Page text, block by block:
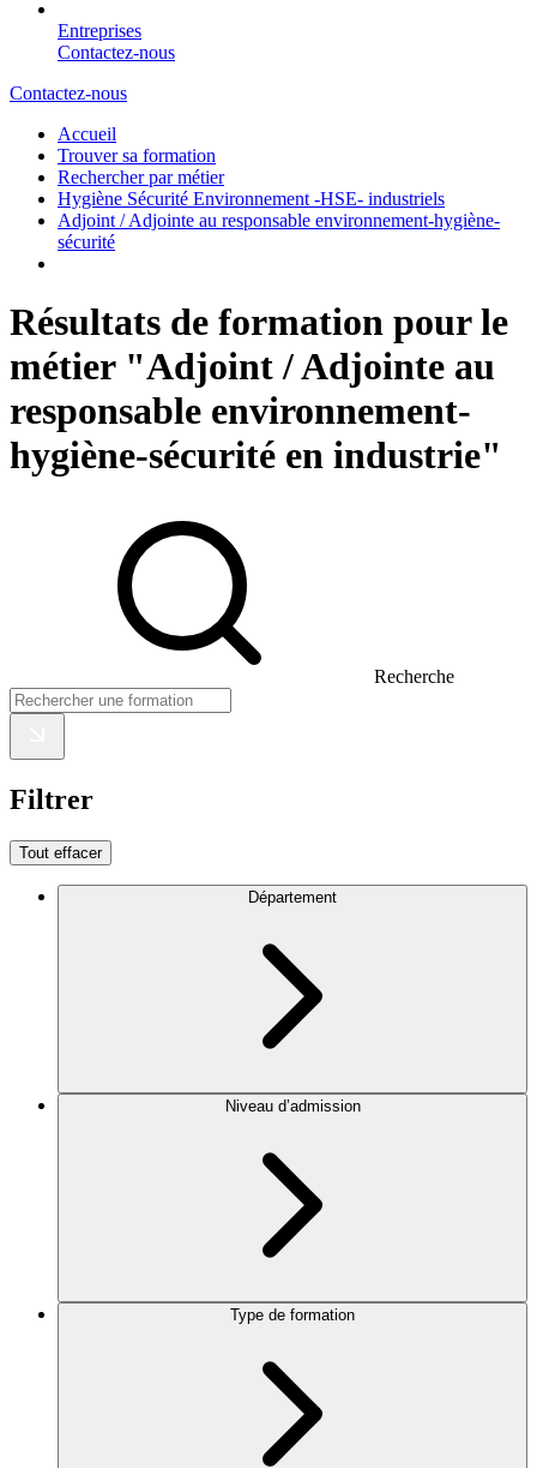
Entreprises
Contactez-nous
Contactez-nous
Accueil
Trouver sa formation
Rechercher par métier
Hygiène Sécurité Environnement -HSE- industriels
Adjoint / Adjointe au responsable environnement-hygiène-
sécurité
Résultats de formation pour le
métier "Adjoint / Adjointe au
responsable environnement-
hygiène-sécurité en industrie"
Recherche
Filtrer
Tout effacer
Département
Niveau d’admission
Type de formation